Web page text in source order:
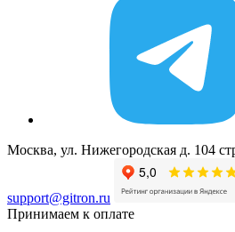
Москва, ул. Нижегородская д. 104
support@gitron.ru
Принимаем к оплате